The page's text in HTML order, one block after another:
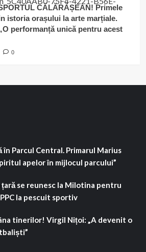
CĂLĂRĂȘEAN! Primele
istoria orașului la arte marțiale.
performanță unică pentru acest
0
în Parcul Central. Primarul Marius
apelor în mijlocul parcului”
se reunesc la Milotina pentru
la pescuit sportiv
tinerilor! Virgil Nițoi: „A devenit o